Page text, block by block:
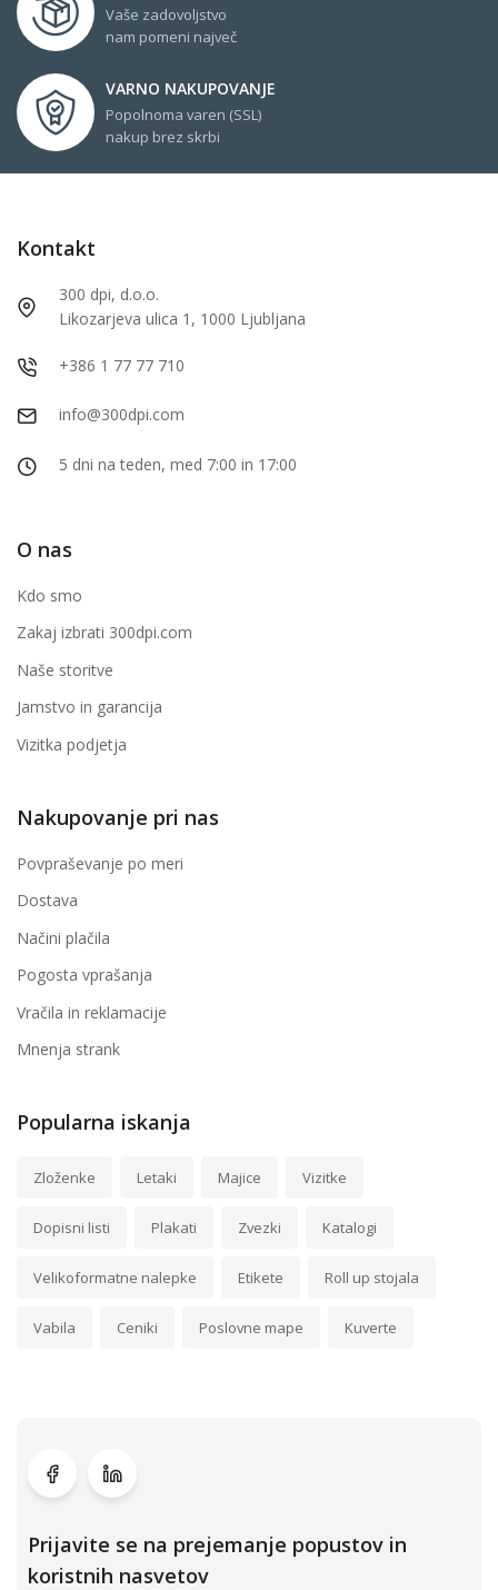
Vaše zadovoljstvo
nam pomeni največ
VARNO NAKUPOVANJE
Popolnoma varen (SSL)
nakup brez skrbi
Kontakt
300 dpi, d.o.o.
Likozarjeva ulica 1, 1000 Ljubljana
+386 1 77 77 710
info@300dpi.com
5 dni na teden, med 7:00 in 17:00
O nas
Kdo smo
Zakaj izbrati 300dpi.com
Naše storitve
Jamstvo in garancija
Vizitka podjetja
Nakupovanje pri nas
Povpraševanje po meri
Dostava
Načini plačila
Pogosta vprašanja
Vračila in reklamacije
Mnenja strank
Popularna iskanja
Zloženke Letaki Majice Vizitke
Dopisni listi Plakati Zvezki Katalogi
Velikoformatne nalepke Etikete Roll up stojala
Vabila Ceniki Poslovne mape Kuverte
Prijavite se na prejemanje popustov in
koristnih nasvetov